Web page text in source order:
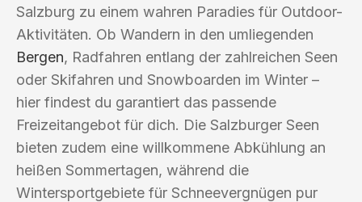
Salzburg zu einem wahren Paradies für Outdoor-
Aktivitäten. Ob Wandern in den umliegenden
Bergen, Radfahren entlang der zahlreichen Seen
oder Skifahren und Snowboarden im Winter –
hier findest du garantiert das passende
Freizeitangebot für dich. Die Salzburger Seen
bieten zudem eine willkommene Abkühlung an
heißen Sommertagen, während die
Wintersportgebiete für Schneevergnügen pur